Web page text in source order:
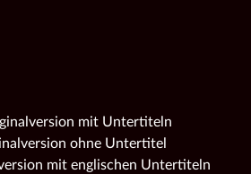
mit Untertiteln
ohne Untertitel
mit englischen Untertiteln